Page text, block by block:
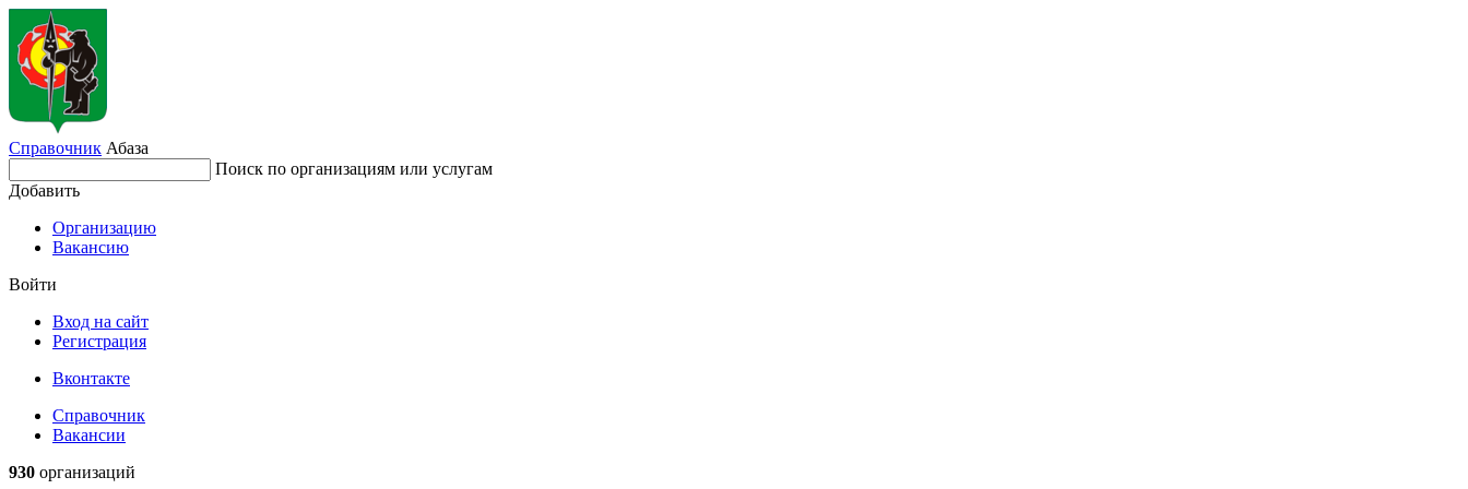
Справочник Абаза
Поиск по организациям или услугам
Добавить
Организацию
Вакансию
Войти
Вход на сайт
Регистрация
Вконтакте
Справочник
Вакансии
930 организаций